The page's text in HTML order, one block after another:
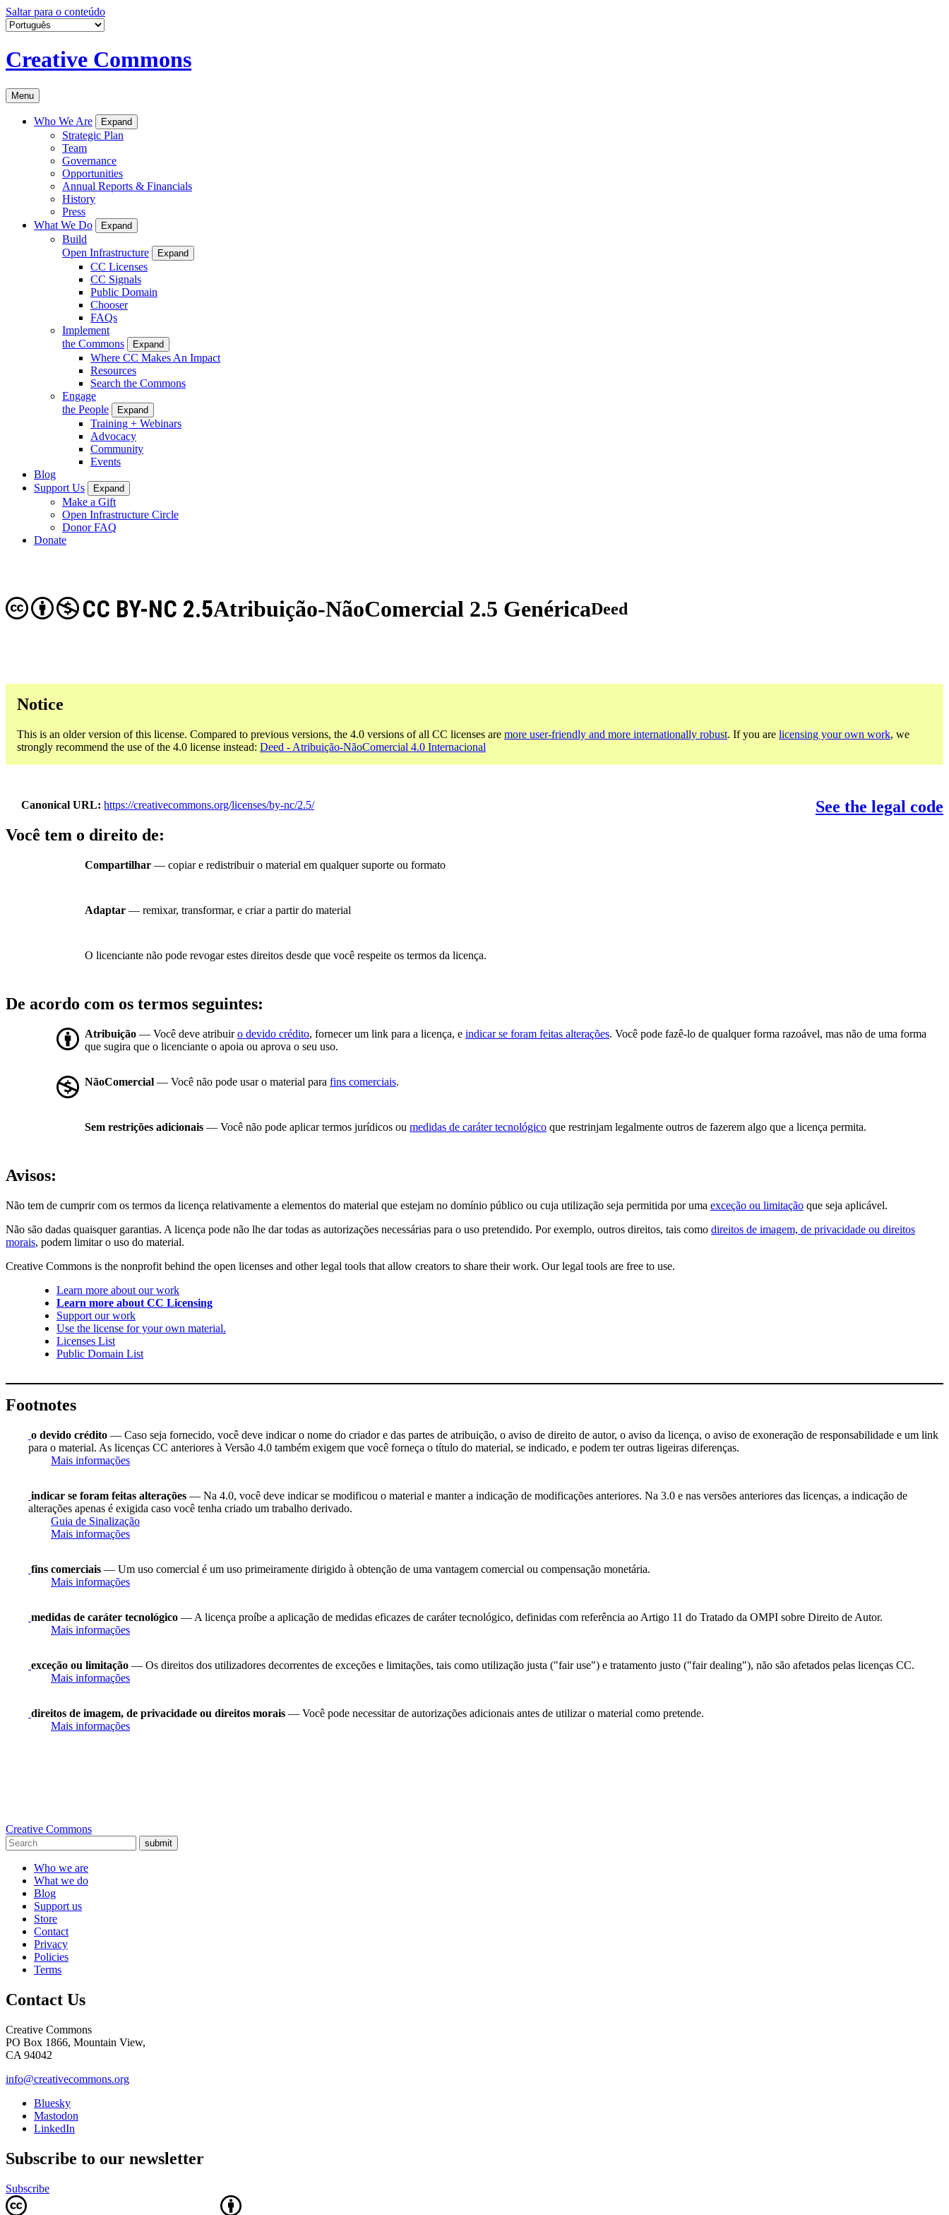
Saltar para o conteúdo
Creative Commons
Menu
Who We Are Expand
Strategic Plan
Team
Governance
Opportunities
Annual Reports & Financials
History
Press
What We Do
Expand
Build
Open Infrastructure
Expand
CC Licenses
CC Signals
Public Domain
Chooser
FAQs
Implement
the Commons
Expand
Where CC Makes An Impact
Resources
Search the Commons
Engage
the People
Expand
Training + Webinars
Advocacy
Community
Events
Blog
Support Us
Expand
Make a Gift
Open Infrastructure Circle
Donor FAQ
Donate
Atribuição-NãoComercial 2.5 Genérica
CC BY-NC 2.5 Deed
Notice
This is an older version of this license. Compared to previous versions, the 4.0 versions of all CC licenses are more user-friendly and more internationally robust. If you are licensing your own work, we
strongly recommend the use of the 4.0 license instead: Deed - Atribuição-NãoComercial 4.0 Internacional
Canonical URL https://creativecommons.org/licenses/by-nc/2.5/
See the legal code
Você tem o direito de:
Compartilhar — copiar e redistribuir o material em qualquer suporte ou formato
Adaptar — remixar, transformar, e criar a partir do material
O licenciante não pode revogar estes direitos desde que você respeite os termos da licença.
De acordo com os termos seguintes:
Atribuição — Você deve atribuiro devido crédito, fornecer um link para a licença, e indicar se foram feitas alterações. Você pode fazê-lo de qualquer forma razoável, mas não de uma forma
que sugira que o licenciante o apoia ou aprova o seu uso.
NãoComercial — Você não pode usar o material para fins comerciais.
Sem restrições adicionais — Você não pode aplicar termos jurídicos ou medidas de caráter tecnológico que restrinjam legalmente outros de fazerem algo que a licença permita.
Avisos:
Não tem de cumprir com os termos da licença relativamente a elementos do material que estejam no domínio público ou cuja utilização seja permitida por uma exceção ou limitação que seja aplicável.
Não são dadas quaisquer garantias. A licença pode não lhe dar todas as autorizações necessárias para o uso pretendido. Por exemplo, outros direitos, tais como direitos de imagem, de privacidade ou direitos
morais, podem limitar o uso do material.
Creative Commons is the nonprofit behind the open licenses and other legal tools that allow creators to share their work. Our legal tools are free to use.
Learn more about our work
Learn more about CC Licensing
Support our work
Use the license for your own material.
Licenses List
Public Domain List
Footnotes
o devido crédito — Caso seja fornecido, você deve indicar o nome do criador e das partes de atribuição, o aviso de direito de autor, o aviso da licença, o aviso de exoneração de responsabilidade e um link
para o material. As licenças CC anteriores à Versão 4.0 também exigem que você forneça o título do material, se indicado, e podem ter outras ligeiras diferenças.
Mais informações
indicar se foram feitas alterações — Na 4.0, você deve indicar se modificou o material e manter a indicação de modificações anteriores. Na 3.0 e nas versões anteriores das licenças, a indicação de
alterações apenas é exigida caso você tenha criado um trabalho derivado.
Guia de Sinalização
Mais informações
fins comerciais — Um uso comercial é um uso primeiramente dirigido à obtenção de uma vantagem comercial ou compensação monetária.
Mais informações
medidas de caráter tecnológico — A licença proíbe a aplicação de medidas eficazes de caráter tecnológico, definidas com referência ao Artigo 11 do Tratado da OMPI sobre Direito de Autor.
Mais informações
exceção ou limitação — Os direitos dos utilizadores decorrentes de exceções e limitações, tais como utilização justa ("fair use") e tratamento justo ("fair dealing"), não são afetados pelas licenças CC.
Mais informações
direitos de imagem, de privacidade ou direitos morais — Você pode necessitar de autorizações adicionais antes de utilizar o material como pretende.
Mais informações
Creative Commons
submit
Who we are
What we do
Blog
Support us
Store
Contact
Privacy
Policies
Terms
Contact Us
Creative Commons
PO Box 1866, Mountain View,
CA 94042
info@creativecommons.org
Bluesky
Mastodon
LinkedIn
Subscribe to our newsletter
Subscribe